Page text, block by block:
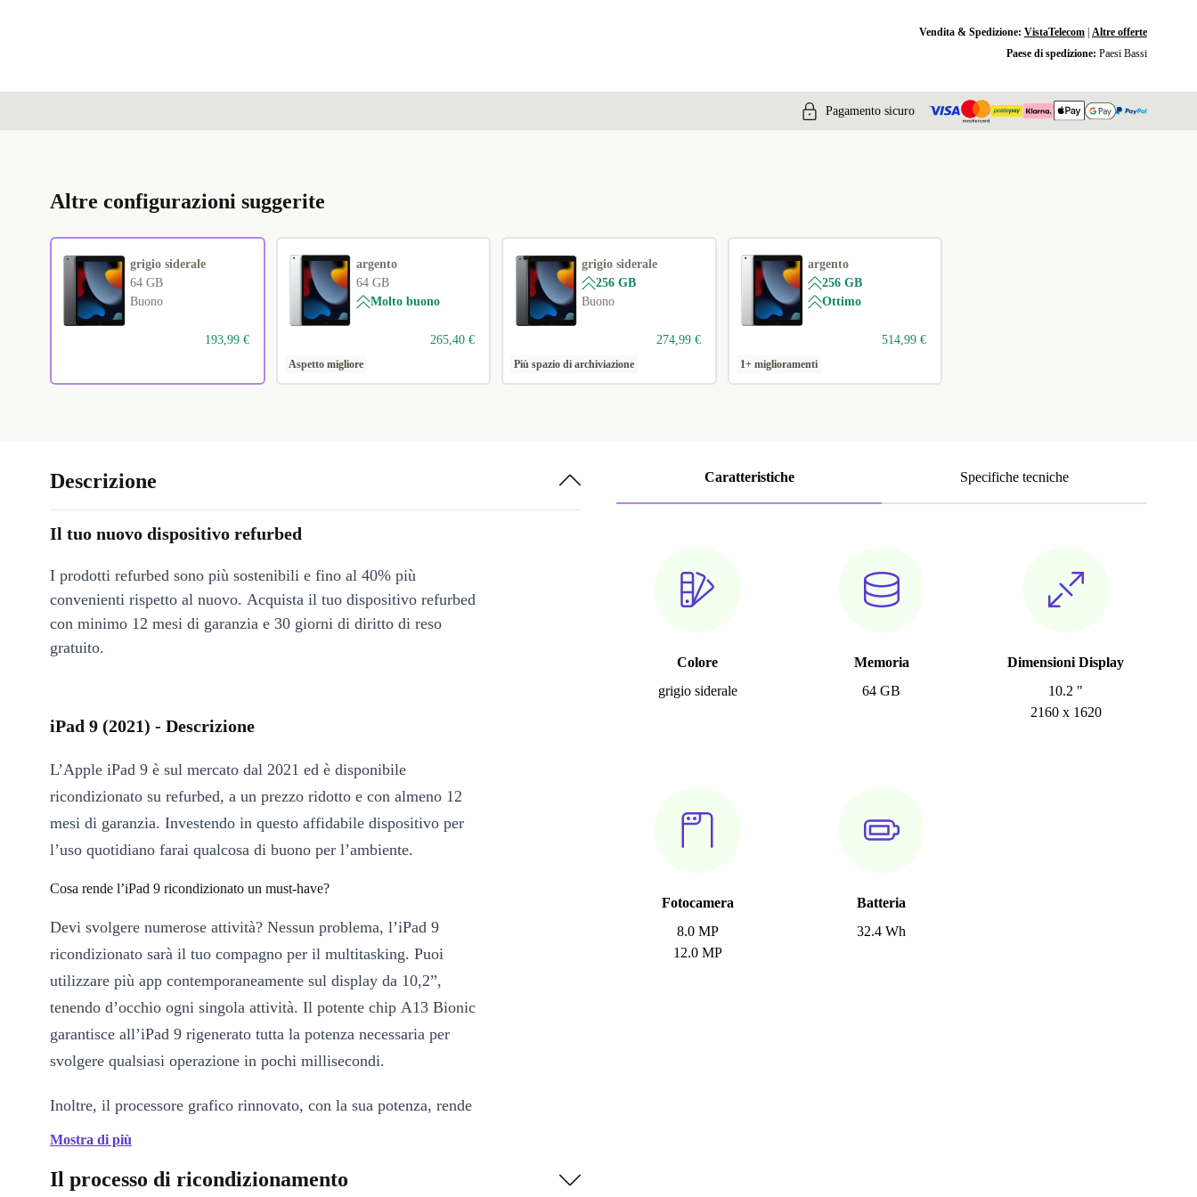
Vendita & Spedizione: VistaTelecom| Altre offerte
Paese di spedizione: Paesi Bassi
Pagamento sicuro
Altre configurazioni suggerite
grigio siderale
64 GB
Buono
193,99 €
argento
64 GB
Molto buono
265,40 €
Aspetto migliore
grigio siderale
256 GB
Buono
274,99 €
Più spazio di archiviazione
argento
256 GB
Ottimo
514,99 €
1+ miglioramenti
Caratteristiche Specifiche tecniche
Colore
grigio siderale
Memoria
64 GB
Dimensioni Display
10.2 "
2160 x 1620
Fotocamera
8.0 MP
12.0 MP
Batteria
32.4 Wh
Descrizione
Il tuo nuovo dispositivo refurbed
I prodotti refurbed sono più sostenibili e fino al 40% più
convenienti rispetto al nuovo. Acquista il tuo dispositivo refurbed
con minimo 12 mesi di garanzia e 30 giorni di diritto di reso
gratuito.
iPad 9 (2021) - Descrizione
L’Apple iPad 9 è sul mercato dal 2021 ed è disponibile
ricondizionato su refurbed, a un prezzo ridotto e con almeno 12
mesi di garanzia. Investendo in questo affidabile dispositivo per
l’uso quotidiano farai qualcosa di buono per l’ambiente.
Cosa rende l’iPad 9 ricondizionato un must-have?
Devi svolgere numerose attività? Nessun problema, l’iPad 9
ricondizionato sarà il tuo compagno per il multitasking. Puoi
utilizzare più app contemporaneamente sul display da 10,2”,
tenendo d’occhio ogni singola attività. Il potente chip A13 Bionic
garantisce all’iPad 9 rigenerato tutta la potenza necessaria per
svolgere qualsiasi operazione in pochi millisecondi.
Inoltre, il processore grafico rinnovato, con la sua potenza, rende
l’iPad 9 refurbed adatto anche al gaming. Ti stai chiedendo se la
risposta è: certamente! Puoi fare affidamento su un’elevata durata
Mostra di più
Il processo di ricondizionamento